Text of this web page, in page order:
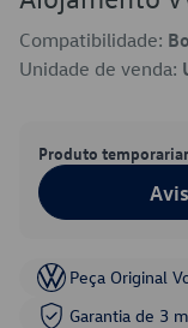
Compatibilidade:
Unidade de venda:
Produto
Peça Original
Garantia de 3